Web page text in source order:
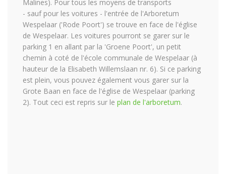
Malines). Pour tous les moyens de transports
- sauf pour les voitures - l'entrée de l'Arboretum
Wespelaar ('Rode Poort') se trouve en face de l'église
de Wespelaar. Les voitures pourront se garer sur le
parking 1 en allant par la 'Groene Poort', un petit
chemin à coté de l'école communale de Wespelaar (à
hauteur de la Elisabeth Willemslaan nr. 6). Si ce parking
est plein, vous pouvez également vous garer sur la
Grote Baan en face de l'église de Wespelaar (parking
2). Tout ceci est repris sur le plan de l'arboretum.